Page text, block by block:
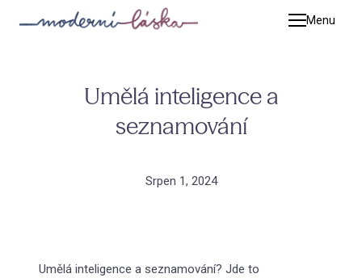
Menu
Umělá inteligence a
seznamování
Srpen 1, 2024
Umělá inteligence a seznamování? Jde to